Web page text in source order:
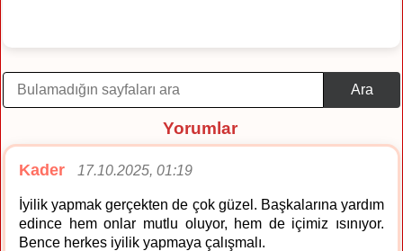
Ara
Yorumlar
Kader 17.10.2025, 01:19
İyilik yapmak gerçekten de çok güzel. Başkalarına yardım
edince hem onlar mutlu oluyor, hem de içimiz ısınıyor.
Bence herkes iyilik yapmaya çalışmalı.